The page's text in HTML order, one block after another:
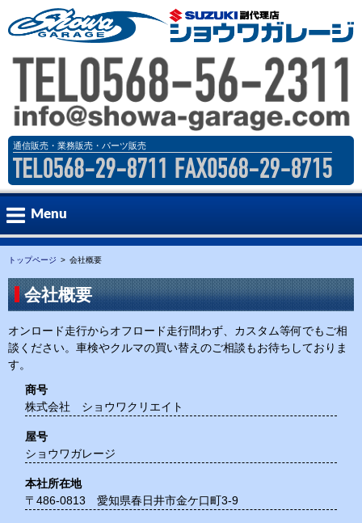
通信販売・業務販売・パーツ販売
Menu
パーツ Part
在庫情報 Inventory Car
会社案内 Company
お問合せ Contact
カタログ Catalog
業務販売はこちら Wholesale
トップページ 会社概要
会社概要
オンロード走行からオフロード走行問わず、カスタム等何でもご相
談ください。車検やクルマの買い替えのご相談もお待ちしておりま
す。
商号
株式会社 ショウワクリエイト
屋号
ショウワガレージ
本社所在地
〒486-0813 愛知県春日井市金ケ口町3-9